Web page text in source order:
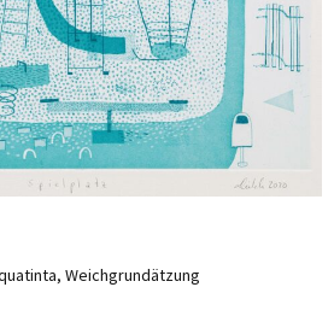
Weichgrundätzung